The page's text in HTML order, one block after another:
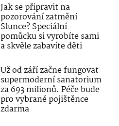
Jak se připravit na
pozorování zatmění
Slunce? Speciální
pomůcku si vyrobíte sami
a skvěle zabavíte děti
Už od září začne fungovat
supermoderní sanatorium
za 693 milionů. Péče bude
pro vybrané pojištěnce
zdarma